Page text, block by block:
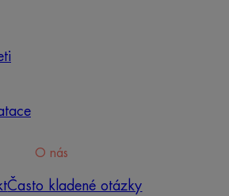
O nás
Často kladené otázky